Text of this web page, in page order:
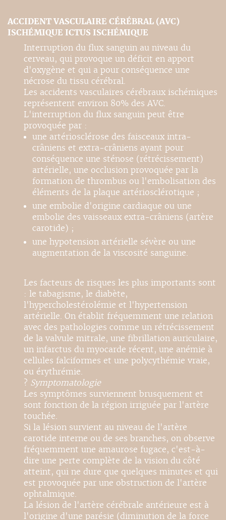
ACCIDENT VASCULAIRE CÉRÉBRAL (AVC)
ISCHÉMIQUE ICTUS ISCHÉMIQUE
Interruption du flux sanguin au niveau du
cerveau, qui provoque un déficit en apport
d'oxygène et qui a pour conséquence une
nécrose du tissu cérébral.
Les accidents vasculaires cérébraux ischémiques
représentent environ 80% des AVC.
L'interruption du flux sanguin peut être
provoquée par :
une artériosclérose des faisceaux intra-
crâniens et extra-crâniens ayant pour
conséquence une sténose (rétrécissement)
artérielle, une occlusion provoquée par la
formation de thrombus ou l'embolisation des
éléments de la plaque artériosclérotique ;
une embolie d'origine cardiaque ou une
embolie des vaisseaux extra-crâniens (artère
carotide) ;
une hypotension artérielle sévère ou une
augmentation de la viscosité sanguine.
Les facteurs de risques les plus importants sont
: le tabagisme, le diabète,
l'hypercholestérolémie et l'hypertension
artérielle. On établit fréquemment une relation
avec des pathologies comme un rétrécissement
de la valvule mitrale, une fibrillation auriculaire,
un infarctus du myocarde récent, une anémie à
cellules falciformes et une polycythémie vraie,
ou érythrémie.
? Symptomatologie
Les symptômes surviennent brusquement et
sont fonction de la région irriguée par l'artère
touchée.
Si la lésion survient au niveau de l'artère
carotide interne ou de ses branches, on observe
fréquemment une amaurose fugace, c'est-à-
dire une perte complète de la vision du côté
atteint, qui ne dure que quelques minutes et qui
est provoquée par une obstruction de l'artère
ophtalmique.
La lésion de l'artère cérébrale antérieure est à
l'origine d'une parésie (diminution de la force